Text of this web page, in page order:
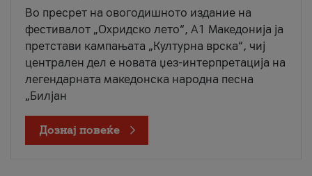
Во пресрет на овогодишното издание на
фестивалот „Охридско лето“, А1 Македонија ја
претстави кампањата „Културна врска“, чиј
централен дел е новата џез-интерпретација на
легендарната македонска народна песна
„Билјан
Дознај повеќе